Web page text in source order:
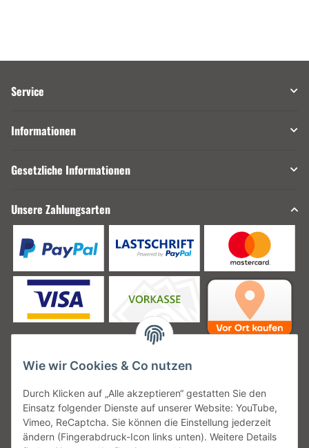
Service
Informationen
Gesetzliche Informationen
Unsere Zahlungsarten
Unsere Versanddienstleister
Wie wir Cookies & Co nutzen
Durch Klicken auf „Alle akzeptieren“ gestatten Sie den
Einsatz folgender Dienste auf unserer Website: YouTube,
Vimeo, ReCaptcha. Sie können die Einstellung jederzeit
ändern (Fingerabdruck-Icon links unten). Weitere Details